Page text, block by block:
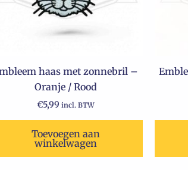
haas met zonnebril –
Oranje / Rood
€5,99 incl. BTW
Toevoegen aan
winkelwagen